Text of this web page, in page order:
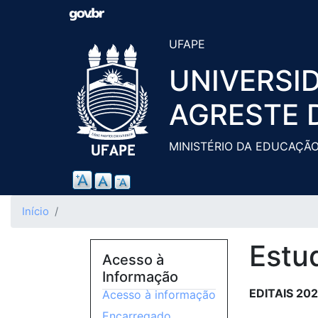
UFAPE
AGRESTE
MINISTÉRIO DA
Início
EDITAIS
Acesso à
Informação
Acesso à informação